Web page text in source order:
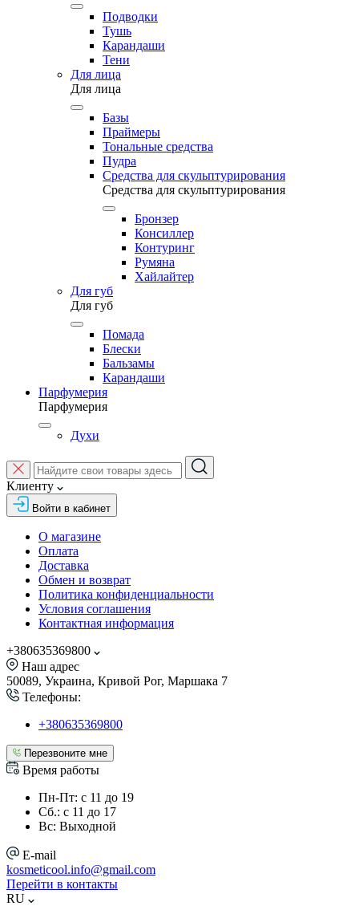
Подводки
Тушь
Карандаши
Тени
Для лица
Для лица
Базы
Праймеры
Тональные средства
Пудра
Средства для скульптурирования
Средства для скульптурирования
Бронзер
Консиллер
Контуринг
Румяна
Хайлайтер
Для губ
Для губ
Помада
Блески
Бальзамы
Карандаши
Парфумерия
Парфумерия
Духи
Клиенту
Войти в кабинет
О магазине
Оплата
Доставка
Обмен и возврат
Политика конфиденциальности
Условия соглашения
Контактная информация
+380635369800
Наш адрес
50089, Украина, Кривой Рог, Маршака 7
Телефоны:
+380635369800
Перезвоните мне
Время работы
Пн-Пт: с 11 до 19
Сб.: с 11 до 17
Вс: Выходной
E-mail
kosmeticool.info@gmail.com
Перейти в контакты
RU